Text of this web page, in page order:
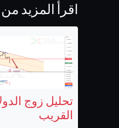
اقرأ المزيد
تحليل زوج
القريب